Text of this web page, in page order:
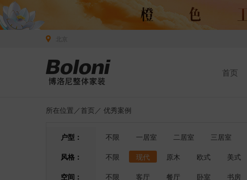
首页
所在位置／首页 ／ 优秀案例
户型： 不限 一居室 二居室 三居室
风格：
不限 现代 原木 欧式 美式
空间：
不限 客厅 餐厅 卧室 书房